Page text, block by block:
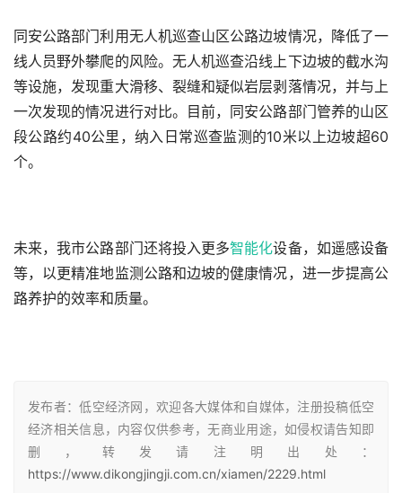
同安公路部门利用无人机巡查山区公路边坡情况，降低了一
线人员野外攀爬的风险。无人机巡查沿线上下边坡的截水沟
等设施，发现重大滑移、裂缝和疑似岩层剥落情况，并与上
一次发现的情况进行对比。目前，同安公路部门管养的山区
段公路约40公里，纳入日常巡查监测的10米以上边坡超60
个。
未来，我市公路部门还将投入更多智能化设备，如遥感设备
等，以更精准地监测公路和边坡的健康情况，进一步提高公
路养护的效率和质量。
发布者：低空经济网，欢迎各大媒体和自媒体，注册投稿低空
经济相关信息，内容仅供参考，无商业用途，如侵权请告知即
删，转发请注明出处：
https://www.dikongjingji.com.cn/xiamen/2229.html